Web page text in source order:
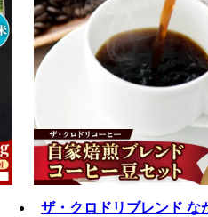
ザ・クロドリブレンド な